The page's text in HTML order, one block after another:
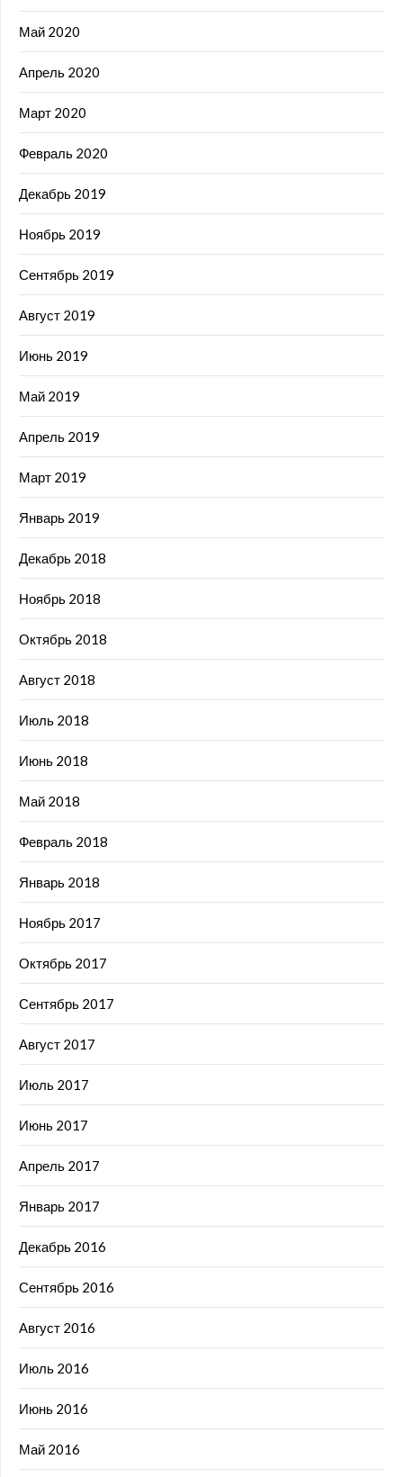
Май 2020
Апрель 2020
Март 2020
Февраль 2020
Декабрь 2019
Ноябрь 2019
Сентябрь 2019
Август 2019
Июнь 2019
Май 2019
Апрель 2019
Март 2019
Январь 2019
Декабрь 2018
Ноябрь 2018
Октябрь 2018
Август 2018
Июль 2018
Июнь 2018
Май 2018
Февраль 2018
Январь 2018
Ноябрь 2017
Октябрь 2017
Сентябрь 2017
Август 2017
Июль 2017
Июнь 2017
Апрель 2017
Январь 2017
Декабрь 2016
Сентябрь 2016
Август 2016
Июль 2016
Июнь 2016
Май 2016